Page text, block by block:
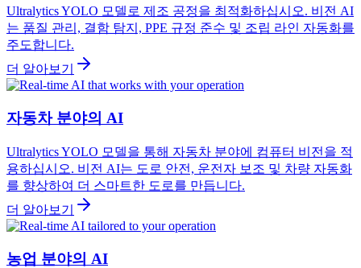
Ultralytics YOLO 모델로 제조 공정을 최적화하십시오. 비전 AI
는 품질 관리, 결함 탐지, PPE 규정 준수 및 조립 라인 자동화를
주도합니다.
더 알아보기
자동차 분야의 AI
Ultralytics YOLO 모델을 통해 자동차 분야에 컴퓨터 비전을 적
용하십시오. 비전 AI는 도로 안전, 운전자 보조 및 차량 자동화
를 향상하여 더 스마트한 도로를 만듭니다.
더 알아보기
농업 분야의 AI